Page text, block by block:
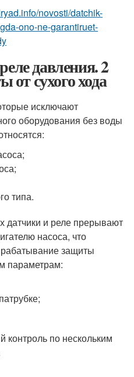
novosti/datchik-
ono-ne-garantiruet-
давления. 2
от сухого хода
исключают
оборудования без воды
типа.
датчики и реле прерывают
насоса, что
защиты
параметрам:
по нескольким